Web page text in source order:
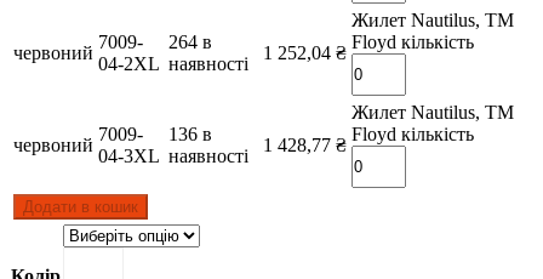
червоний
7009-
04-2XL
264 в
наявності
1 252,04 ₴
Жилет Nautilus, TM
Floyd кількість
червоний
7009-
04-3XL
136 в
наявності
1 428,77 ₴
Жилет Nautilus, TM
Floyd кількість
Додати в кошик